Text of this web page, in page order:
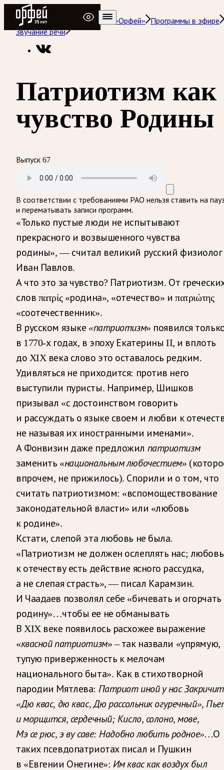
Радио Орфей
Радио классической музыки «Орфей»
Программы в эфире
Звучание речи
Патриотизм как
чувство Родины
Выпуск 67
В соответствии с требованиями РАО нельзя ставить на
и перематывать записи программ.
«Только пустые люди не испытывают
прекрасного и возвышенного чувства
родины», — считал великий русский физиолог
Иван Павлов.
А что это за чувство? Патриотизм. От
слов πατρίς «родина», «отечество» и πατριώτης
«соотечественник».
В русском языке «патриотизм» появился
в 1770-х годах, в эпоху Екатерины II, и вплоть
до XIX века слово это оставалось редким.
Удивляться не приходится: против него
выступили пуристы. Например, Шишков
призывал «с достоинством говорить
и рассуждать о языке своем и любви к
не называя их иностранными именами».
А Фонвизин даже предложил патриотизм
заменить «национальным любочестием»
впрочем, не прижилось). Спорили и о том, что
считать патриотизмом: «вспомоществование
законодательной власти» или «любовь
к родине».
Кстати, слепой эта любовь не была.
«Патриотизм не должен ослеплять нас; любовь
к отечеству есть действие ясного рассудка,
а не слепая страсть», — писал Карамзин.
И Чаадаев позволял себе «бичевать и огорчать
родину»…чтобы ее не обманывать
В XIX веке появилось расхожее выражение
«квасной патриотизм» – так назвали «упрямую,
тупую приверженность к мелочам
национального быта». Как в стихотворной
пародии Мятлева: Патриот иной у нас
«Дю квас, дю квас, Дю рассольник огуречный»,
и морщится, сердечный; Кисло, солоно, мове,
Мэ се рюс, э ву саве: Надобно любить родное»…О
таких псевдопатриотах писал и Пушкин
в «Евгении Онегине»: Им квас как воздух был